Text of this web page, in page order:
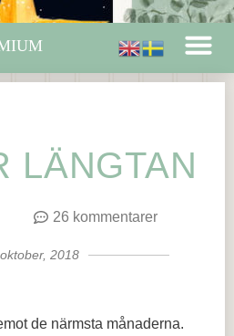
LÄNGTAN
26 kommentarer
2018
de närmsta månaderna.